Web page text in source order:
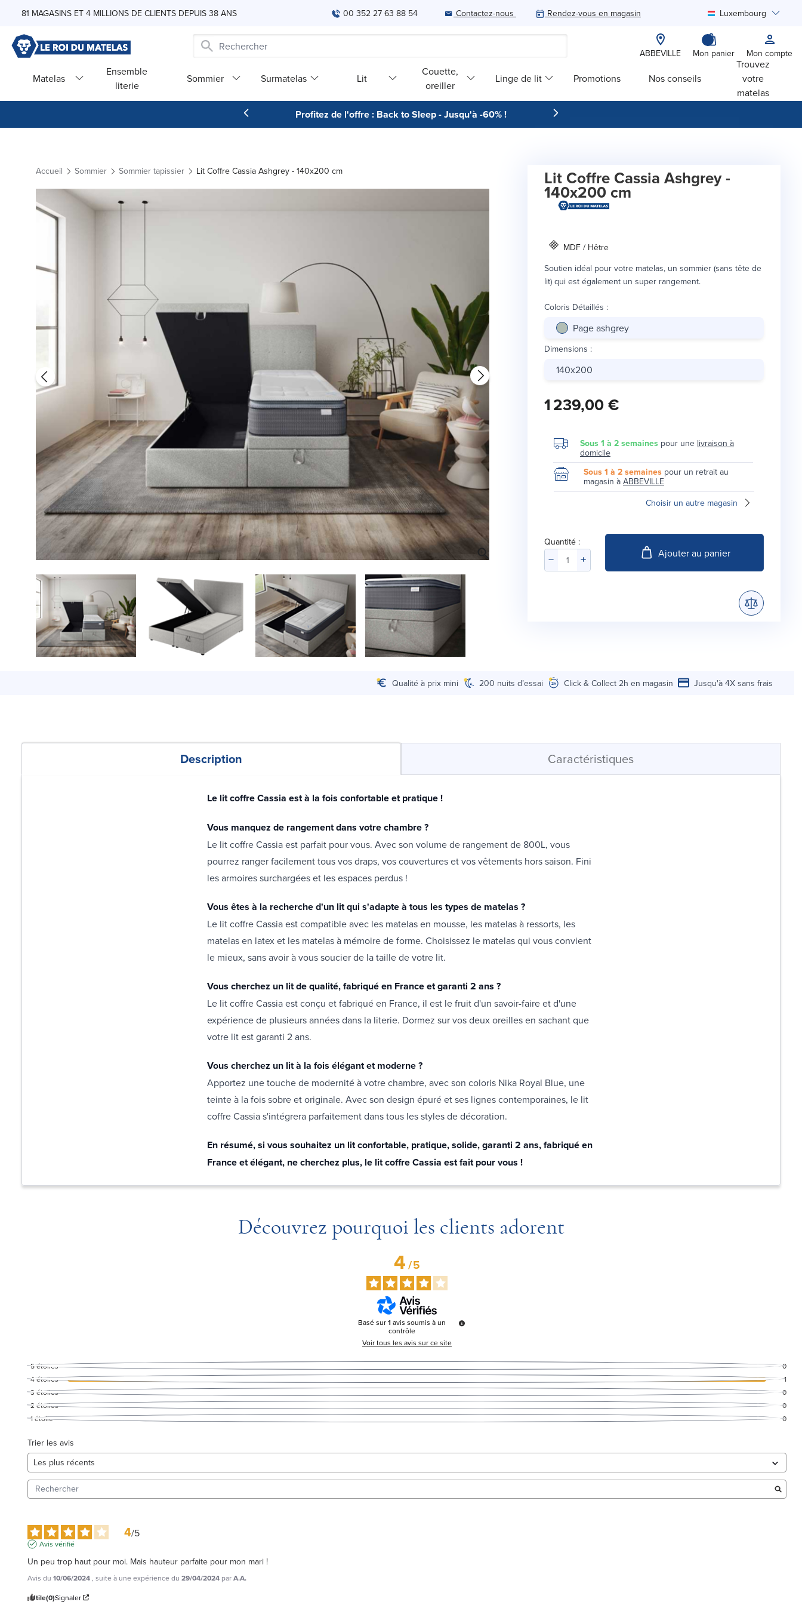
81 MAGASINS ET 4 MILLIONS DE CLIENTS DEPUIS 38 ANS 00 352 27 63 88 54 Contactez-nous Rendez-vous en magasin Luxembourg
ABBEVILLE Mon panier Mon compte
Matelas
Ensemble
literie
Sommier Surmatelas Lit
Couette,
oreiller
Linge de lit Promotions Nos conseils
Trouvez
votre
matelas
Profitez de l'offre : Back to Sleep - Jusqu'à -60% !
Accueil Sommier Sommier tapissier Lit Coffre Cassia Ashgrey - 140x200 cm Lit Coffre Cassia Ashgrey -
140x200 cm
MDF / Hêtre
Soutien idéal pour votre matelas, un sommier (sans tête de
lit) qui est également un super rangement.
Coloris Détaillés :
Page ashgrey
Dimensions :
140x200
1 239,00 €
Sous 1 à 2 semaines pour une livraison à
domicile
Sous 1 à 2 semaines pour un retrait au
magasin à ABBEVILLE
Choisir un autre magasin
Quantité :
Ajouter au panier
Qualité à prix mini 200 nuits d’essai Click & Collect 2h en magasin Jusqu'à 4X sans frais
Description Caractéristiques
Le lit coffre Cassia est à la fois confortable et pratique !
Vous manquez de rangement dans votre chambre ?
Le lit coffre Cassia est parfait pour vous. Avec son volume de rangement de 800L, vous
pourrez ranger facilement tous vos draps, vos couvertures et vos vêtements hors saison. Fini
les armoires surchargées et les espaces perdus !
Vous êtes à la recherche d'un lit qui s'adapte à tous les types de matelas ?
Le lit coffre Cassia est compatible avec les matelas en mousse, les matelas à ressorts, les
matelas en latex et les matelas à mémoire de forme. Choisissez le matelas qui vous convient
le mieux, sans avoir à vous soucier de la taille de votre lit.
Vous cherchez un lit de qualité, fabriqué en France et garanti 2 ans ?
Le lit coffre Cassia est conçu et fabriqué en France, il est le fruit d'un savoir-faire et d'une
expérience de plusieurs années dans la literie. Dormez sur vos deux oreilles en sachant que
votre lit est garanti 2 ans.
Vous cherchez un lit à la fois élégant et moderne ?
Apportez une touche de modernité à votre chambre, avec son coloris Nika Royal Blue, une
teinte à la fois sobre et originale. Avec son design épuré et ses lignes contemporaines, le lit
coffre Cassia s'intégrera parfaitement dans tous les styles de décoration.
En résumé, si vous souhaitez un lit confortable, pratique, solide, garanti 2 ans, fabriqué en
France et élégant, ne cherchez plus, le lit coffre Cassia est fait pour vous !
Découvrez pourquoi les clients adorent
4/5
Basé sur1 avis soumis à un
contrôle
Voir tous les avis sur ce site
5étoiles
0
4étoiles
1
3 étoiles
0
2étoiles
0
1étoile 0
Trier les avis
4/5
Avis vérifié
Un peu trop haut pour moi. Mais hauteur parfaite pour mon mari !
Avis du 10/06/2024, suite à une expérience du 29/04/2024 parA.A.
Utile(0)Signaler